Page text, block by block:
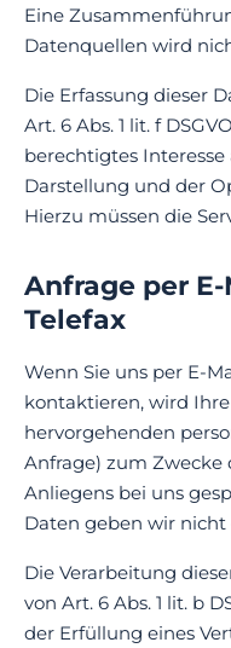
Eine
Datenquellen wird
Die Erfassung dieser
Art. 6 Abs. 1 lit. f
berechtigtes
Darstellung und der
Hierzu müssen die
Anfrage per
Telefax
Wenn Sie uns per E-
kontaktieren, wird
hervorgehenden
Anfrage) zum
Anliegens bei uns
Daten geben wir
Die Verarbeitung
von Art. 6 Abs. 1 lit. b
der Erfüllung eines